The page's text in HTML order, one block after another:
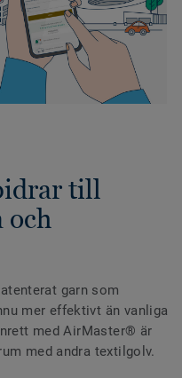
till
och
garn som
mer effektivt än vanliga
med AirMaster® är
med andra textilgolv.